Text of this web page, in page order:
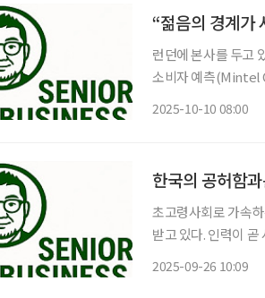
“젊음의 경계가
런던에 본사를 두고
소비자 예측(Mintel
2025-10-10 08:00
한국의 공허함
초고령사회로 가속
받고 있다. 인력이
2025-09-26 10:09